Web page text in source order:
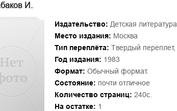
И.
Издательство: Детская литература
Место издания: Москва
Тип переплёта: Твердый переплет,
Год издания: 1983
Формат: Обычный формат.
Состояние: почти отличное
Количество страниц: 240с.
На остатке: 1